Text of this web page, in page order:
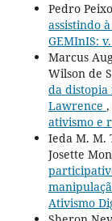
Pedro
assistindo
GEMInIS:
Marcus
Wilson de
da distopia
Lawrence ,
ativismo e
Ieda M. M.
Josette
Ativismo